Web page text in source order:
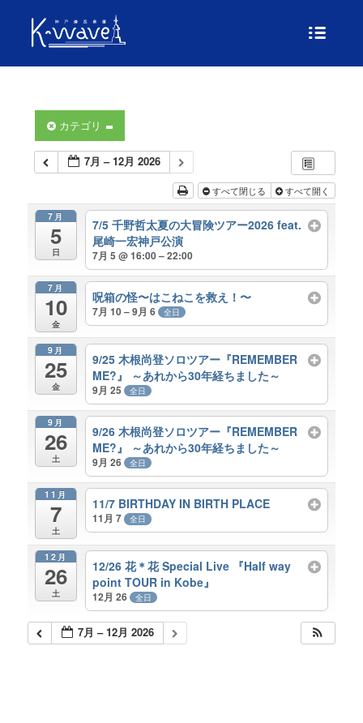
カテゴリ
7月 – 12月 2026
すべて閉じる すべて開く
7月
5
日
7/5 千野哲太夏の大冒険ツアー2026 feat.
尾崎一宏神戸公演
7月 5 @ 16:00 – 22:00
7月
10
金
呪箱の怪〜はこねこを救え！〜
7月 10 – 9月 6 全日
9月
25
金
9/25 木根尚登ソロツアー『REMEMBER
ME?』 ～あれから30年経ちました～
9月 25 全日
9月
26
土
9/26 木根尚登ソロツアー『REMEMBER
ME?』 ～あれから30年経ちました～
9月 26 全日
11月
7
土
11/7 BIRTHDAY IN BIRTH PLACE
11月 7 全日
12月
26
土
12/26 花＊花 Special Live 『Half way
point TOUR in Kobe』
12月 26 全日
7月 – 12月 2026